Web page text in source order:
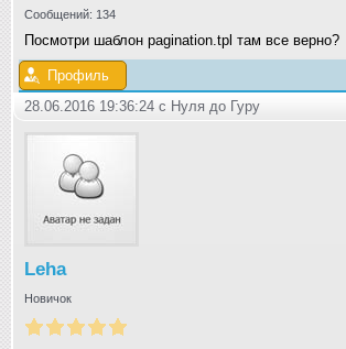
Сообщений: 134
Посмотри шаблон pagination.tpl там все верно?
Профиль
28.06.2016 19:36:24 с Нуля до Гуру
Leha
Новичок